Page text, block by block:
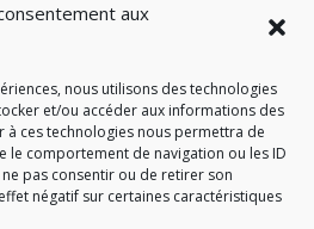
aux
nous utilisons des technologies
et/ou accéder aux informations des
à ces technologies nous permettra de
le comportement de navigation ou les ID
pas consentir ou de retirer son
négatif sur certaines caractéristiques